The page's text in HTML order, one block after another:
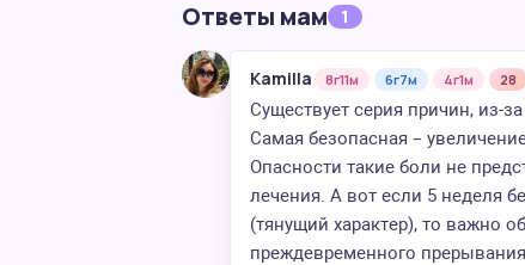
Ответы мам 1
Kamilla 8г11м 6г7м 4г1м 28
Существует серия причин, из-
Самая безопасная –
Опасности такие боли не
лечения. А вот если 5 неделя
(тянущий характер), то важно
преждевременного